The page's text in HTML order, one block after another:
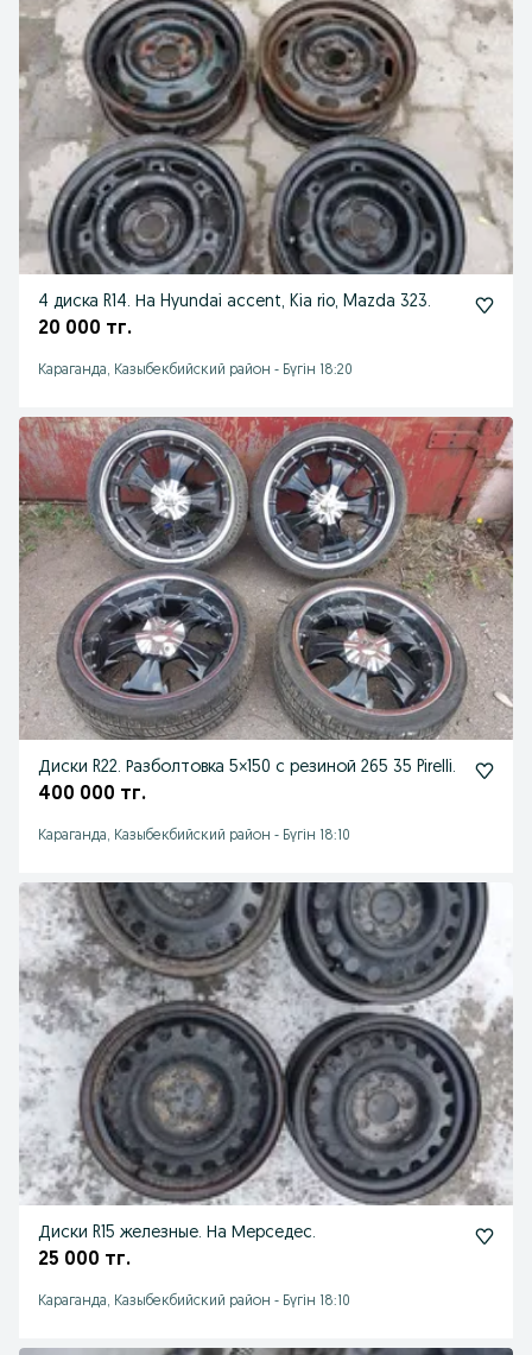
4 диска R14. На Hyundai accent, Kia rio, Mazda 323.
20 000 тг.
Караганда, Казыбекбийский район - Бүгін 18:20
Диски R22. Разболтовка 5×150 с резиной 265 35 Pirelli.
400 000 тг.
Караганда, Казыбекбийский район - Бүгін 18:10
Диски R15 железные. На Мерседес.
25 000 тг.
Караганда, Казыбекбийский район - Бүгін 18:10